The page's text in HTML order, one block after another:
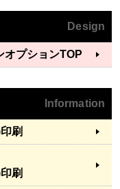
Design
オプションTOP
Information
刷
刷